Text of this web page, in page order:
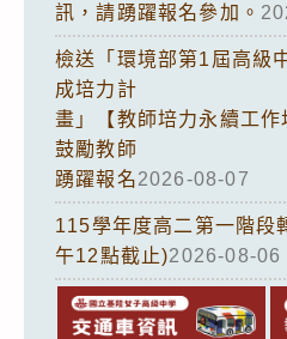
訊，請踴躍報名參加。
檢送「環境部第1屆高級
成培力計
畫」【教師培力永續工
鼓勵教師
踴躍報名2026-08-07
115學年度高二第一階段
午12點截止)2026-08-06